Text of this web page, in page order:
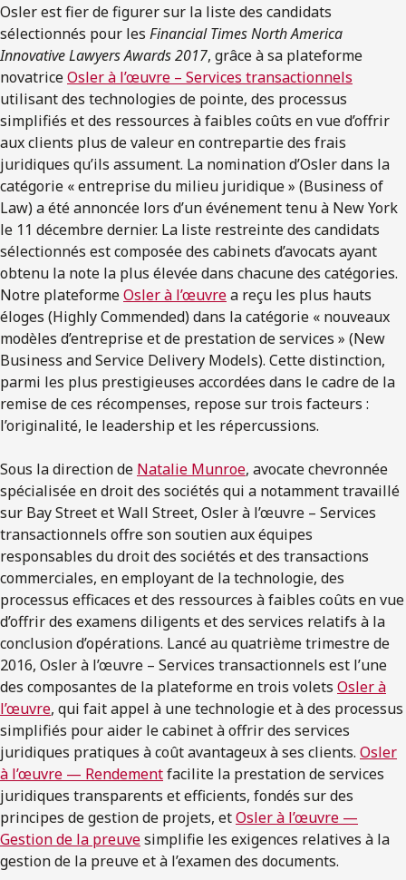
Osler est fier de figurer sur la liste des candidats
sélectionnés pour les Financial Times North America
Innovative Lawyers Awards 2017, grâce à sa plateforme
novatriceOsler à l’œuvre – Services transactionnels
utilisant des technologies de pointe, des processus
simplifiés et des ressources à faibles coûts en vue d’offrir
aux clients plus de valeur en contrepartie des frais
juridiques qu’ils assument. La nomination d’Osler dans la
catégorie « entreprise du milieu juridique » (Business of
Law) a été annoncée lors d’un événement tenu à New York
le 11 décembre dernier. La liste restreinte des candidats
sélectionnés est composée des cabinets d’avocats ayant
obtenu la note la plus élevée dans chacune des catégories.
Notre plateformeOsler à l’œuvrea reçu les plus hauts
éloges (Highly Commended) dans la catégorie « nouveaux
modèles d’entreprise et de prestation de services » (New
Business and Service Delivery Models). Cette distinction,
parmi les plus prestigieuses accordées dans le cadre de la
remise de ces récompenses, repose sur trois facteurs :
l’originalité, le leadership et les répercussions.
Sous la direction de Natalie Munroe, avocate chevronnée
spécialisée en droit des sociétés qui a notamment travaillé
sur Bay Street et Wall Street, Osler à l’œuvre – Services
transactionnels offre son soutien aux équipes
responsables du droit des sociétés et des transactions
commerciales, en employant de la technologie, des
processus efficaces et des ressources à faibles coûts en vue
d’offrir des examens diligents et des services relatifs à la
conclusion d’opérations. Lancé au quatrième trimestre de
2016, Osler à l’œuvre – Services transactionnels est l’une
des composantes de la plateforme en trois volets Osler à
l’œuvre, qui fait appel à une technologie et à des processus
simplifiés pour aider le cabinet à offrir des services
juridiques pratiques à coût avantageux à ses clients. Osler
à l’œuvre — Rendementfacilite la prestation de services
juridiques transparents et efficients, fondés sur des
principes de gestion de projets, etOsler à l’œuvre —
Gestion de la preuvesimplifie les exigences relatives à la
gestion de la preuve et à l’examen des documents.